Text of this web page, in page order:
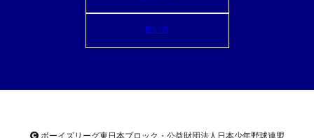
使い方
ボーイズリーグ東日本ブロック・公益財団法人 日本少年野球連盟